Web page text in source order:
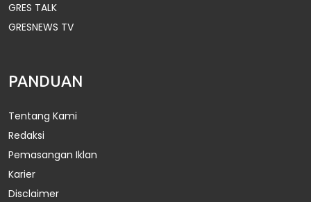
GRES TALK
GRESNEWS TV
PANDUAN
Tentang Kami
Redaksi
Pemasangan Iklan
Karier
Disclaimer